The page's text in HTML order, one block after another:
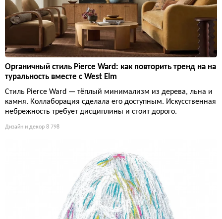
Органичный стиль Pierce Ward: как повторить тренд на на
туральность вместе с West Elm
Стиль Pierce Ward — тёплый минимализм из дерева, льна и
камня. Коллаборация сделала его доступным. Искусственная
небрежность требует дисциплины и стоит дорого.
Дизайн и декор 8 798